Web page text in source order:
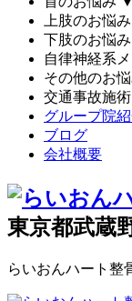
上肢のお悩み
下肢のお悩み
自律神経系
その他のお
交通事故施
グループ院
ブログ
会社概要
東京都武蔵
らいおんハート整